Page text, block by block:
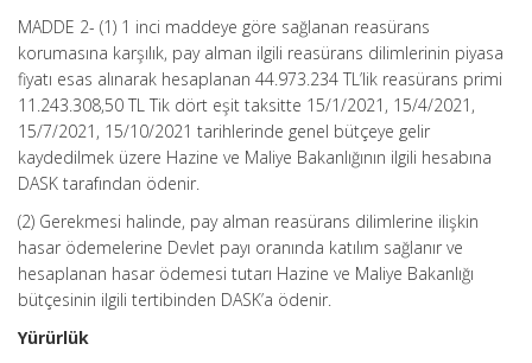
MADDE 2- (1) 1 inci maddeye göre sağlanan reasürans
korumasına karşılık, pay alman ilgili reasürans dilimlerinin piyasa
fiyatı esas alınarak hesaplanan 44.973.234 TL’lik reasürans primi
11.243.308,50 TL Tik dört eşit taksitte 15/1/2021, 15/4/2021,
15/7/2021, 15/10/2021 tarihlerinde genel bütçeye gelir
kaydedilmek üzere Hazine ve Maliye Bakanlığının ilgili hesabına
DASK tarafından ödenir.
(2) Gerekmesi halinde, pay alman reasürans dilimlerine ilişkin
hasar ödemelerine Devlet payı oranında katılım sağlanır ve
hesaplanan hasar ödemesi tutarı Hazine ve Maliye Bakanlığı
bütçesinin ilgili tertibinden DASK’a ödenir.
Yürürlük